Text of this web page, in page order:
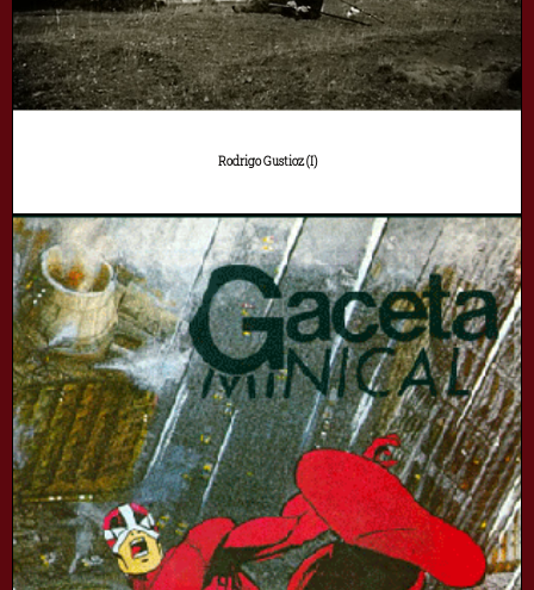
Rodrigo Gustioz (I)